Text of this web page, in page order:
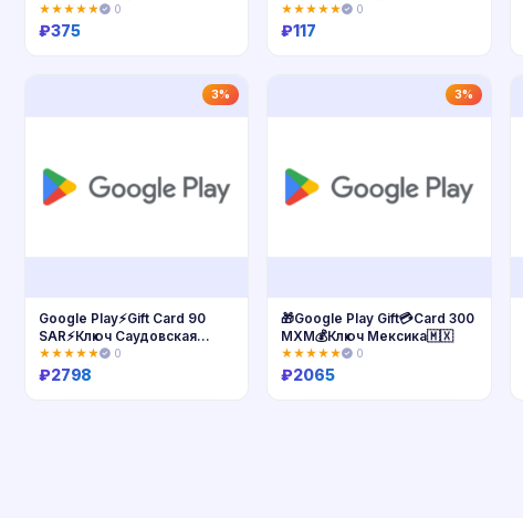
★★★★★ 0
₽375
★★★★★ 0
₽117
3%
Google Play⚡Gift Card 90
SAR⚡Ключ Саудовская
Аравия🇸🇦
★★★★★ 0
₽2798
3%
🎁Google Play Gift💳Card 300
MXM💰Ключ Мексика🇲🇽
★★★★★ 0
₽2065